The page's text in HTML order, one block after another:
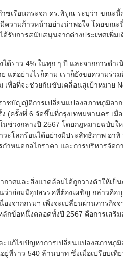
ซเรือนกระจก ดร.พิรุณ ระบุว่า ขณะ
ความก้าวหน้าอย่างน่าพอใจ โดยขณ
รับการสนับสนุนจากต่างประเทศเพิ่ม
ด้ราว 4% ในทุก ๆ ปี และจากการดำ
แต่อย่างไรก็ตาม เราก็ยังขอความร่
พื่อที่จะช่วยกันขับเคลื่อนสู่เป้าหมาย
ชบัญญัติการเปลี่ยนแปลงสภาพภูมิอา
(ครั้งที่ 6 จัดขึ้นที่กรุงเทพมหานคร เมื่
วงกลางปี 2567 โดยกฎหมายฉบับใ
ะโลกร้อนได้อย่างมีประสิทธิภาพ อา
ำหนดกลไกราคา และการบริหารจัดก
าศและสิ่งแวดล้อมได้ถูกวางตัวให้เป็
าย่อมมีอุปสรรคที่ต้องเผชิญ กล่าวคือ
งจากกรมฯ เพิ่งจะเปลี่ยนผ่านภารกิจ
กข้อหนึ่งตลอดทั้งปี 2567 คือการเสริ
แก้ไขปัญหาการเปลี่ยนแปลงสภาพภู
ที่ราว 540 ล้านบาท ซึ่งเมื่อเปรียบเ